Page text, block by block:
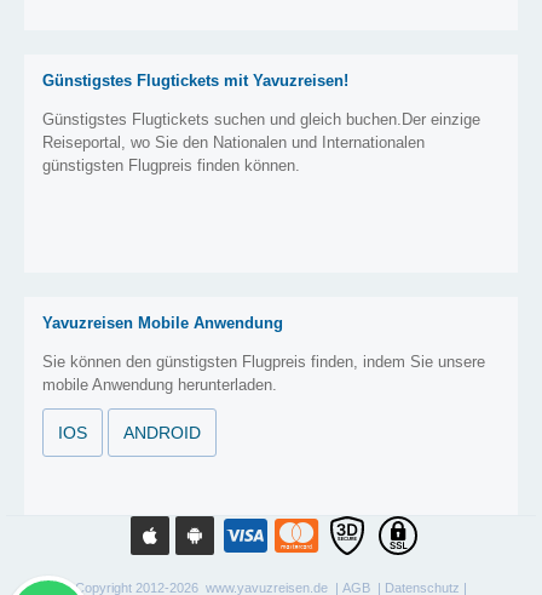
Günstigstes Flugtickets mit Yavuzreisen!
Günstigstes Flugtickets suchen und gleich buchen.Der einzige
Reiseportal, wo Sie den Nationalen und Internationalen
günstigsten Flugpreis finden können.
Yavuzreisen Mobile Anwendung
Sie können den günstigsten Flugpreis finden, indem Sie unsere
mobile Anwendung herunterladen.
IOS ANDROID
Copyright 2012-2026 www.yavuzreisen.de | AGB Datenschutz